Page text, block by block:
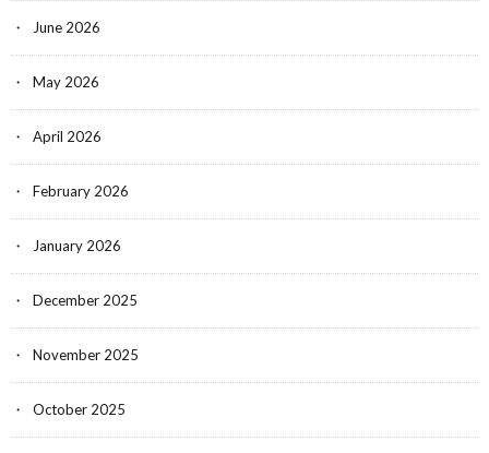
June 2026
May 2026
April 2026
February 2026
January 2026
December 2025
November 2025
October 2025